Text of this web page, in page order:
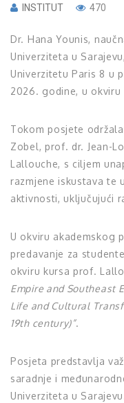
INSTITUT 470
Dr. Hana Younis,
Univerziteta u
Univerzitetu Paris 8 u
2026. godine, u
Tokom posjete
Zobel, prof. dr. Jean-
Lallouche, s ciljem
razmjene iskustava te
aktivnosti, uključujući
U okviru akademskog
predavanje za
okviru kursa prof.
Empire and Southeast
Life and Cultural
19th century)”.
Posjeta predstavlja
saradnje i
Univerziteta u